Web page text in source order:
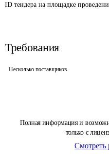
Полная информация и
только с
Смотреть
ID тендера на площадке
Требования
Несколько поставщиков